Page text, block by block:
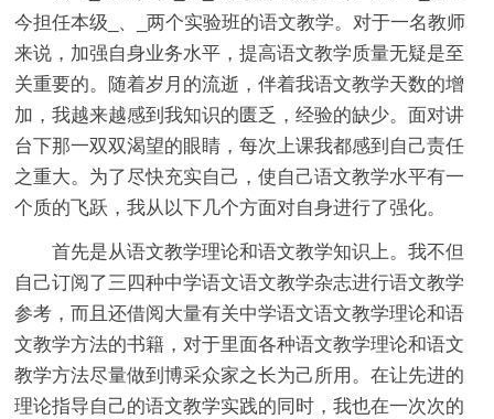
今担任本级_、_两个实验班的语文教学。对于一名教师
来说，加强自身业务水平，提高语文教学质量无疑是至
关重要的。随着岁月的流逝，伴着我语文教学天数的增
加，我越来越感到我知识的匮乏，经验的缺少。面对讲
台下那一双双渴望的眼睛，每次上课我都感到自己责任
之重大。为了尽快充实自己，使自己语文教学水平有一
个质的飞跃，我从以下几个方面对自身进行了强化。
首先是从语文教学理论和语文教学知识上。我不但
自己订阅了三四种中学语文语文教学杂志进行语文教学
参考，而且还借阅大量有关中学语文语文教学理论和语
文教学方法的书籍，对于里面各种语文教学理论和语文
教学方法尽量做到博采众家之长为己所用。在让先进的
理论指导自己的语文教学实践的同时，我也在一次次的